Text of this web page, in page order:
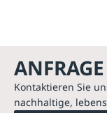
ANFRAGE
Kontaktieren Sie
nachhaltige,